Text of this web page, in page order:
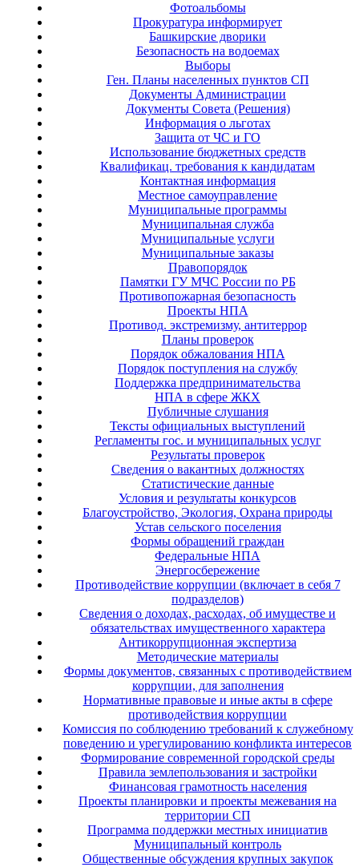
Фотоальбомы
Прокуратура информирует
Башкирские дворики
Безопасность на водоемах
Выборы
Ген. Планы населенных пунктов СП
Документы Администрации
Документы Совета (Решения)
Информация о льготах
Защита от ЧС и ГО
Использование бюджетных средств
Квалификац. требования к кандидатам
Контактная информация
Местное самоуправление
Муниципальные программы
Муниципальная служба
Муниципальные услуги
Муниципальные заказы
Правопорядок
Памятки ГУ МЧС России по РБ
Противопожарная безопасность
Проекты НПА
Противод. экстремизму, антитеррор
Планы проверок
Порядок обжалования НПА
Порядок поступления на службу
Поддержка предпринимательства
НПА в сфере ЖКХ
Публичные слушания
Тексты официальных выступлений
Регламенты гос. и муниципальных услуг
Результаты проверок
Сведения о вакантных должностях
Статистические данные
Условия и результаты конкурсов
Благоустройство, Экология, Охрана природы
Устав сельского поселения
Формы обращений граждан
Федеральные НПА
Энергосбережение
Противодействие коррупции (включает в себя 7
подразделов)
Сведения о доходах, расходах, об имуществе и
обязательствах имущественного характера
Антикоррупционная экспертиза
Методические материалы
Формы документов, связанных с противодействием
коррупции, для заполнения
Нормативные правовые и иные акты в сфере
противодействия коррупции
Комиссия по соблюдению требований к служебному
поведению и урегулированию конфликта интересов
Формирование современной городской среды
Правила землепользования и застройки
Финансовая грамотность населения
Проекты планировки и проекты межевания на
территории СП
Программа поддержки местных инициатив
Муниципальный контроль
Общественные обсуждения крупных закупок